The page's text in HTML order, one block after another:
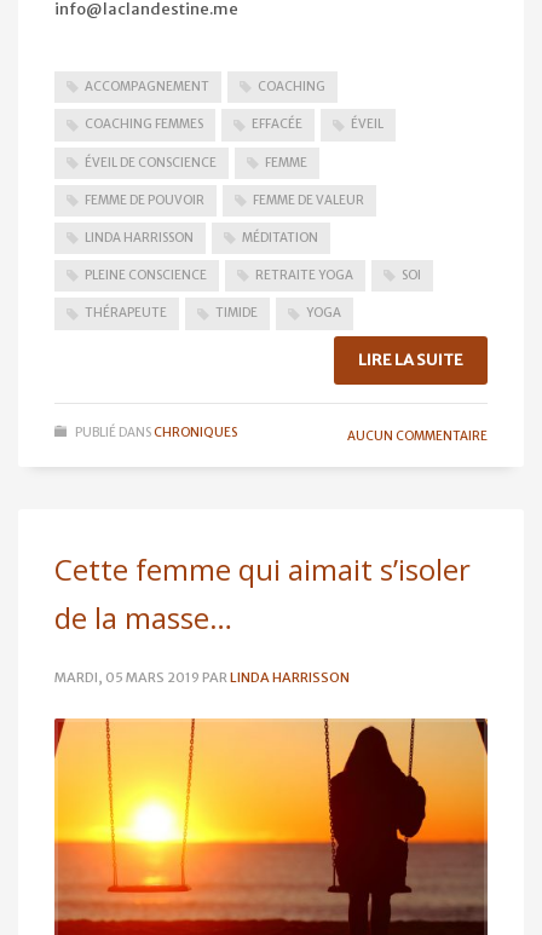
info@laclandestine.me
ACCOMPAGNEMENT COACHING
COACHING FEMMES EFFACÉE ÉVEIL
ÉVEIL DE CONSCIENCE FEMME
FEMME DE POUVOIR FEMME DE VALEUR
LINDA HARRISSON MÉDITATION
PLEINE CONSCIENCE RETRAITE YOGA SOI
THÉRAPEUTE TIMIDE YOGA
LIRE LA SUITE
PUBLIÉ DANSCHRONIQUES AUCUN COMMENTAIRE
Cette femme qui aimait s’isoler
de la masse…
MARDI, 05 MARS 2019 PAR LINDA HARRISSON